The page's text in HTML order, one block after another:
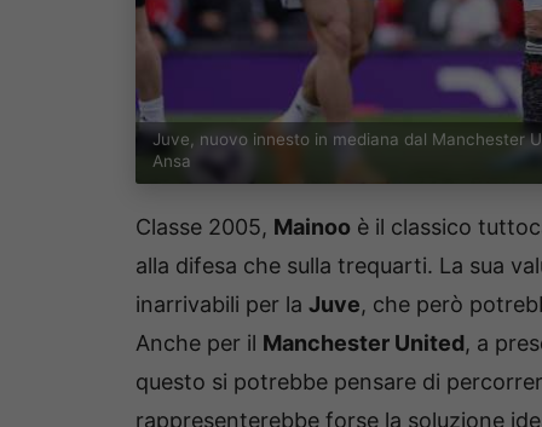
Juve, nuovo innesto in mediana dal Manchester
Ansa
Classe 2005, Mainoo è il classico
alla difesa che sulla trequarti. La sua
inarrivabili per la Juve, che però
Anche per il Manchester United, a
questo si potrebbe pensare di
rappresenterebbe forse la soluzione